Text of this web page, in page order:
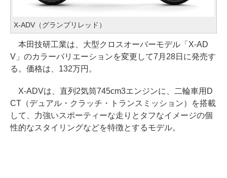
X-ADV（グランプリレッド）
本田技研工業は、大型クロスオーバーモデル「X-AD
V」のカラーバリエーションを変更して7月28日に発売す
る。価格は、132万円。
X-ADVは、直列2気筒745cm3エンジンに、二輪車用D
CT（デュアル・クラッチ・トランスミッション）を搭載
して、力強いスポーティーな走りとタフなイメージの個
性的なスタイリングなどを特徴とするモデル。